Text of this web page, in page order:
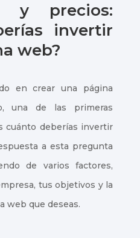
y precios:
invertir
web?
en crear una página
una de las primeras
cuánto deberías invertir
a esta pregunta
de varios factores,
tus objetivos y la
web que deseas.